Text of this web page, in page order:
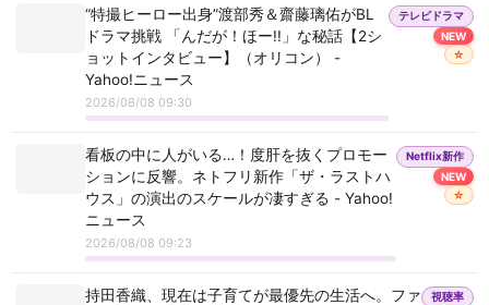
“特撮ヒーロー出身”渡部秀＆齋藤璃佑がBL
ドラマ挑戦 「んだが！ほー!!」な秘話【2シ
ョットインタビュー】（オリコン） -
Yahoo!ニュース
2026/08/08 09:30
テレビドラマ
NEW
☆
看板の中に人がいる…！度肝を抜くプロモー
ションに反響。ネトフリ新作「ザ・ラストハ
ウス」の演出のスケールが凄すぎる - Yahoo!
ニュース
2026/08/08 09:23
Netflix新作
NEW
☆
持田香織、現在は子育てが最優先の生活へ。ファ
視聴率